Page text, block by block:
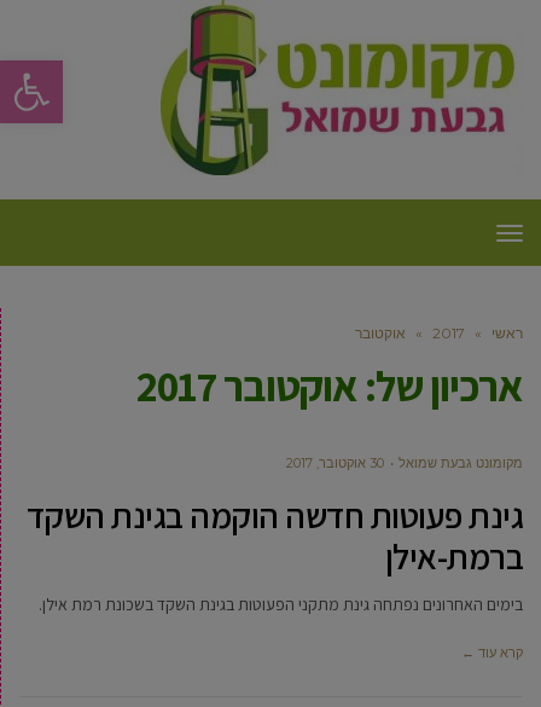
פתח
תפריט
ראשי »
2017
» אוקטובר
ארכיון של:אוקטובר 2017
מקומונט גבעת שמואל 30 אוקטובר, 2017
גינת פעוטות חדשה הוקמה בגינת השקד
ברמת-אילן
בימים האחרונים נפתחה גינת מתקני הפעוטות בגינת השקד בשכונת רמת אילן.
קרא עוד ←